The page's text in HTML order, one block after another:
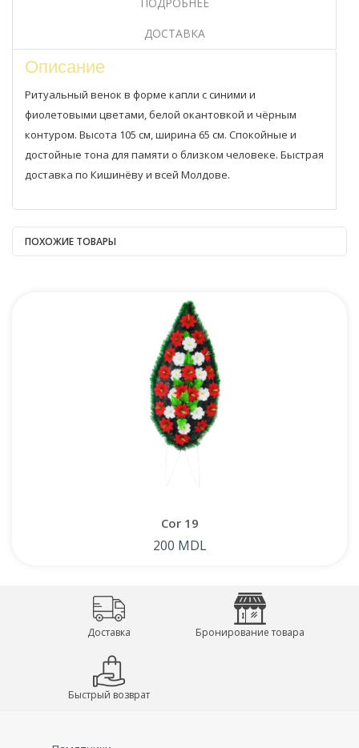
ДОСТАВКА
Описание
Ритуальный венок в форме капли с синими и
фиолетовыми цветами, белой окантовкой и чёрным
контуром. Высота 105 см, ширина 65 см. Спокойные и
достойные тона для памяти о близком человеке. Быстрая
доставка по Кишинёву и всей Молдове.
ПОХОЖИЕ ТОВАРЫ
Cor 19
200 MDL
Доставка Бронирование товара
Быстрый возврат